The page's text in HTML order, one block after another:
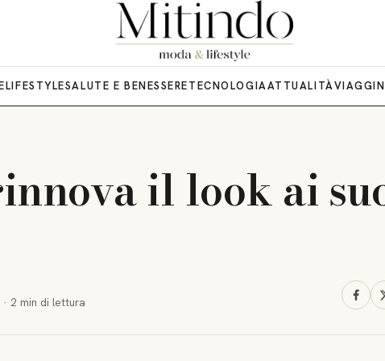
LIFESTYLESALUTE E BENESSERETECNOLOGIAATTUALITÀVIAGGI
il look ai
· 2 min di lettura